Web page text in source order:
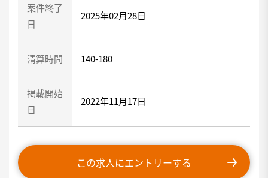
案件終了
日
2025年02月28日
清算時間 140-180
掲載開始
日
2022年11月17日
この求人にエントリーする